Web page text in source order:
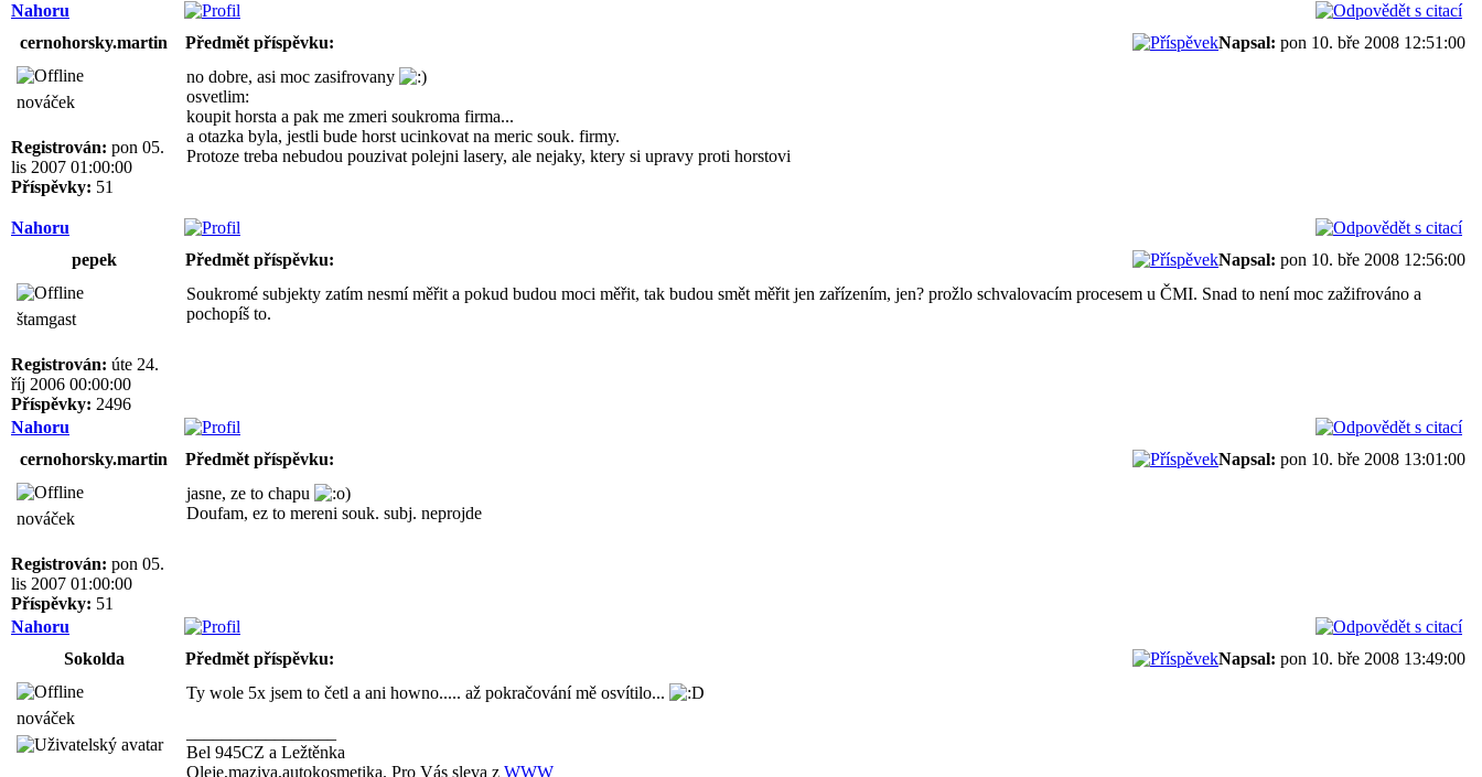
Nahoru
cernohorsky.martin
Předmět příspěvku: Napsal: pon 10. bře 2008 12:51:00
nováček
Registrován: pon 05.
lis 2007 01:00:00
Příspěvky: 51
no dobre, asi moc zasifrovany
osvetlim:
koupit horsta a pak me zmeri soukroma firma...
a otazka byla, jestli bude horst ucinkovat na meric souk. firmy.
Protoze treba nebudou pouzivat polejni lasery, ale nejaky, ktery si upravy proti horstovi
Nahoru
pepek
Předmět příspěvku: Napsal: pon 10. bře 2008 12:56:00
štamgast
Registrován: úte 24.
říj 2006 00:00:00
Příspěvky: 2496
Soukromé subjekty zatím nesmí měřit a pokud budou moci měřit, tak budou smět měřit jen zařízením, jen? prožlo schvalovacím procesem u ČMI. Snad to není moc zažifrováno a
pochopíš to.
Nahoru
cernohorsky.martin
Předmět příspěvku: Napsal: pon 10. bře 2008 13:01:00
nováček
Registrován: pon 05.
lis 2007 01:00:00
Příspěvky: 51
jasne, ze to chapu
)
Doufam, ez to mereni souk. subj. neprojde
Nahoru
Sokolda
Předmět příspěvku: Napsal: pon 10. bře 2008 13:49:00
nováček
Ty wole 5x jsem to četl a ani howno..... až pokračování mě osvítilo...
Bel 945CZ a Ležtěnka
Oleje,maziva,autokosmetika. Pro Vás sleva z WWW